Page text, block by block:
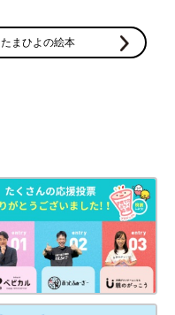
たまひよの絵本